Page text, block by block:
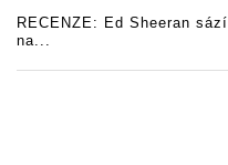
RECENZE: Ed Sheeran sází
na...